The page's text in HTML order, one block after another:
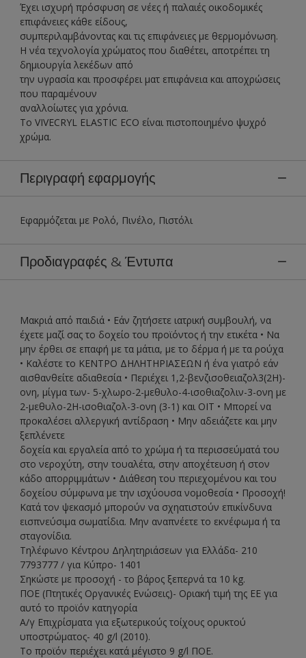
Έχει ισχυρή πρόσφυση σε νέες ή παλαιές οικοδομικές
επιφάνειες κάθε είδους,
συμπεριλαμβάνοντας και τις επιφάνειες με θερμομόνωση.
Η νέα τεχνολογία χρώματος που διαθέτει, αποτρέπει τη
δημιουργία λεκέδων από
την υγρασία και προσφέρει ματ επιφάνεια και αποχρώσεις
που παραμένουν
αναλλοίωτες για χρόνια.
To VIVECRYL ELASTIC ECO είναι πιστοποιημένο ψυχρό
χρώμα.
Περιγραφή εφαρμογής
Εφαρμόζεται με Ρολό, Πινέλο, Πιστόλι
Προδιαγραφές & Έντυπα
Μακριά από παιδιά • Εάν ζητήσετε ιατρική συμβουλή, να
έχετε μαζί σας το δοχείο του προϊόντος ή την ετικέτα • Να
μην έρθει σε επαφή με τα μάτια, με το δέρμα ή με τα ρούχα
• Καλέστε το ΚΕΝΤΡΟ ΔΗΛΗΤΗΡΙΑΣΕΩΝ ή ένα γιατρό εάν
αισθανθείτε αδιαθεσία • Περιέχει 1,2-βενζισοθειαζολ3(2Η)-
ονη, μίγμα των- 5-χλωρο-2-μεθυλο-4-ισοθιαζολιν-3-ονη με
2-μεθυλο-2H-ισοθιαζολ-3-ονη (3-1) και ΟΙΤ • Μπορεί να
προκαλέσει αλλεργική αντίδραση • Μην αδειάζετε και μην
ξεπλένετε
δοχεία και εργαλεία από το χρώμα ή τα περισσεύματά του
στο νεροχύτη, στην τουαλέτα, στην αποχέτευση ή στον
κάδο απορριμμάτων • Διάθεση του περιεχομένου και του
δοχείου σύμφωνα με την ισχύουσα νομοθεσία • Προσοχή!
Κατά τον ψεκασµό µπορούν να σχηατιστούν επικίνδυνα
εισπνεύσιµα σωµατίδια. Μην αναπνέετε το εκνέφωµα ή τα
σταγονίδια.
Τηλέφωνο Κέντρου Δηλητηριάσεων για Ελλάδα- 210
7793777 / για Κύπρο- 1401
Σηκώστε με προσοχή - το βάρος ξεπερνά τα 10 kg.
ΠΟΕ (Πτητικές Οργανικές Ενώσεις)- Οριακή τιμή της ΕΕ για
αυτό το προϊόν κατηγορία
A/γ Επιχρίσματα για εξωτερικούς τοίχους ορυκτού
υποστρώματος- 40 g/l (2010).
To προϊόν περιέχει κατά μέγιστο 9 g/l ΠΟΕ.